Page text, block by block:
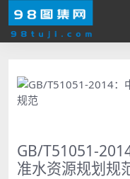
GB/T51051-
准水资源规划规